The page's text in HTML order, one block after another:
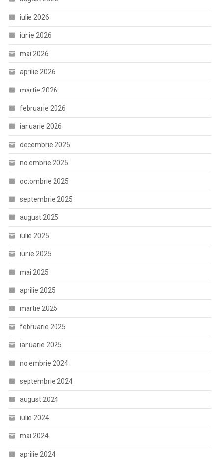
iulie 2026
iunie 2026
mai 2026
aprilie 2026
martie 2026
februarie 2026
ianuarie 2026
decembrie 2025
noiembrie 2025
octombrie 2025
septembrie 2025
august 2025
iulie 2025
iunie 2025
mai 2025
aprilie 2025
martie 2025
februarie 2025
ianuarie 2025
noiembrie 2024
septembrie 2024
august 2024
iulie 2024
mai 2024
aprilie 2024